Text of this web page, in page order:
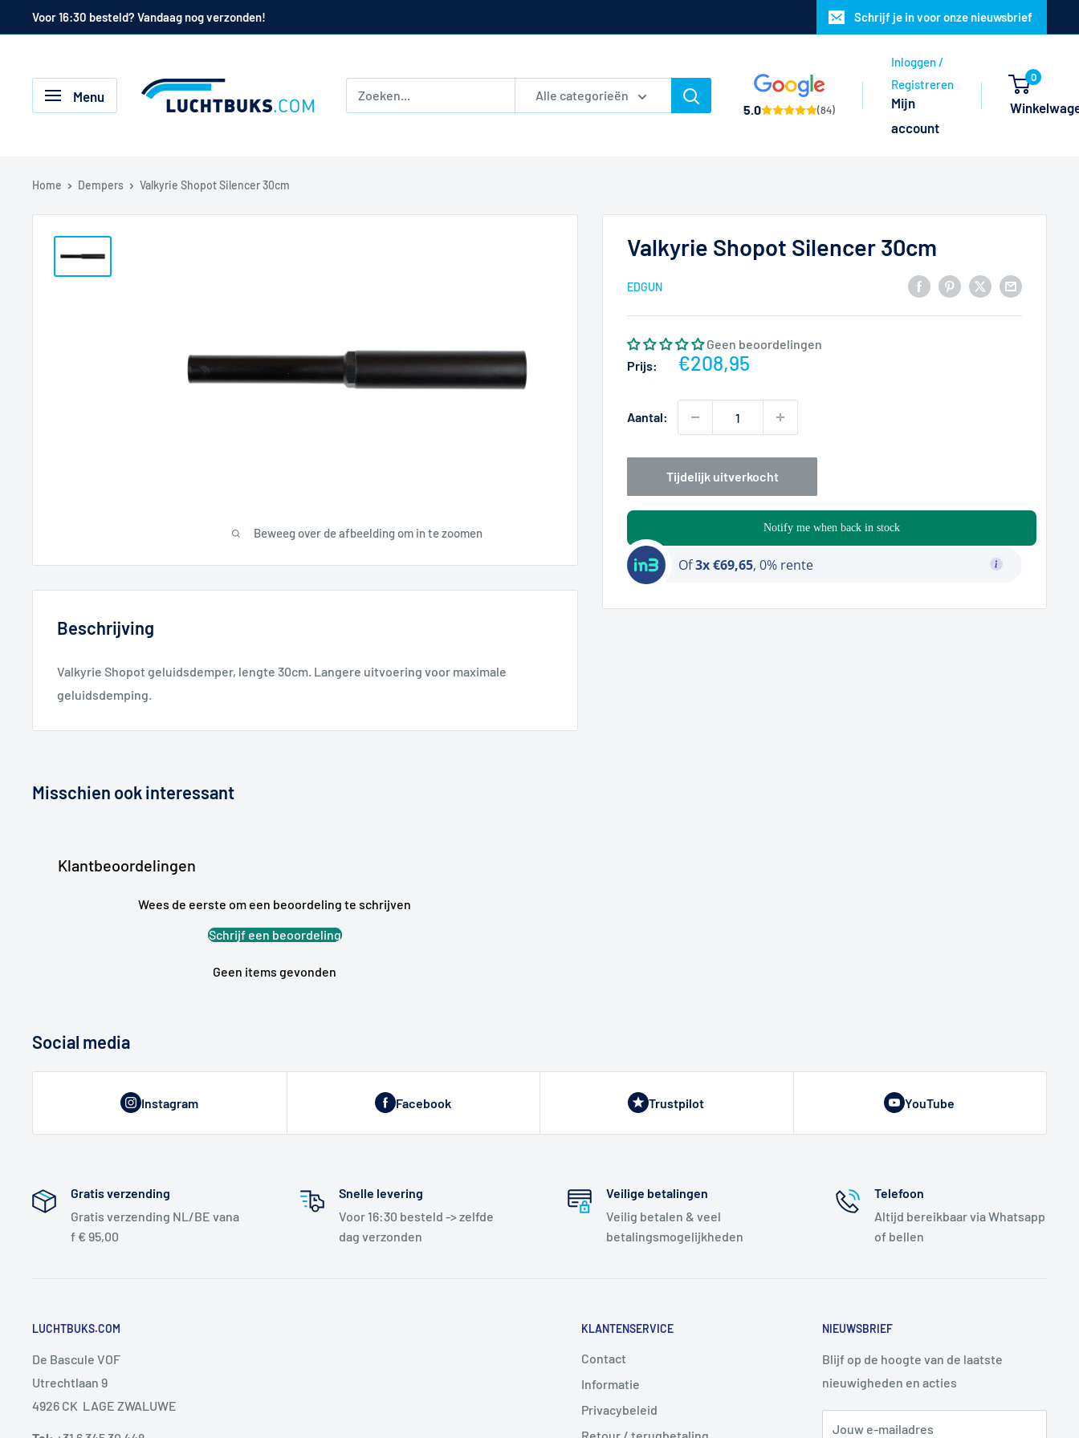
de
Voor 16:30 besteld? Vandaag nog verzonden! Schrijf je in voor onze nieuwsbrief
Menu Luchtbuks.com
Alle categorieën
5.0
(84)
Inloggen /
Registreren
Mijn
account
0
Home Dempers Valkyrie Shopot Silencer 30cm
Beweeg over de afbeelding om in te zoomen
Valkyrie Shopot Silencer 30cm
EDGUN
Geen beoordelingen
Prijs:
Actieprijs
€208,95
Aantal:
Tijdelijk uitverkocht
Notify me when back in stock
Of3x €69,65, 0% rente
Beschrijving
Valkyrie Shopot geluidsdemper, lengte 30cm. Langere uitvoering voor maximale
geluidsdemping.
Misschien ook interessant
Klantbeoordelingen
Wees de eerste om een beoordeling te schrijven
Schrijf een beoordeling
Geen items gevonden
Social media
Instagram Facebook Trustpilot YouTube
Gratis verzending
Gratis verzending NL/BE vana
f € 95,00
Snelle levering
Voor 16:30 besteld -> zelfde
dag verzonden
Veilige betalingen
Veilig betalen & veel
betalingsmogelijkheden
Telefoon
Altijd bereikbaar via Whatsapp
of bellen
LUCHTBUKS.COM
De Bascule VOF
Utrechtlaan 9
4926 CK LAGE ZWALUWE
KLANTENSERVICE
Contact
Informatie
Privacybeleid
Retour / terugbetaling
NIEUWSBRIEF
Blijf op de hoogte van de laatste
nieuwigheden en acties
Jouw e-mailadres